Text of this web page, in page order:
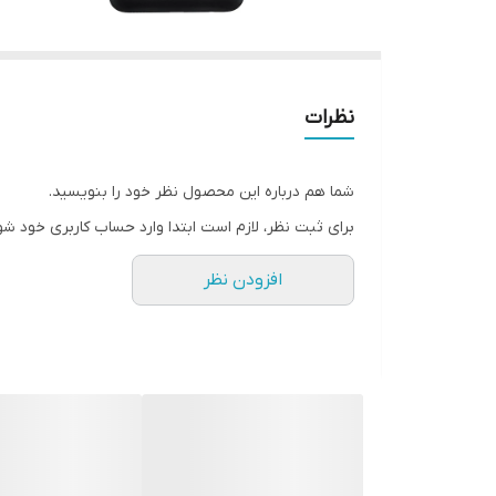
نظرات
شما هم درباره این محصول نظر خود را بنویسید.
برای ثبت نظر، لازم است ابتدا وارد حساب کاربری خود
افزودن نظر